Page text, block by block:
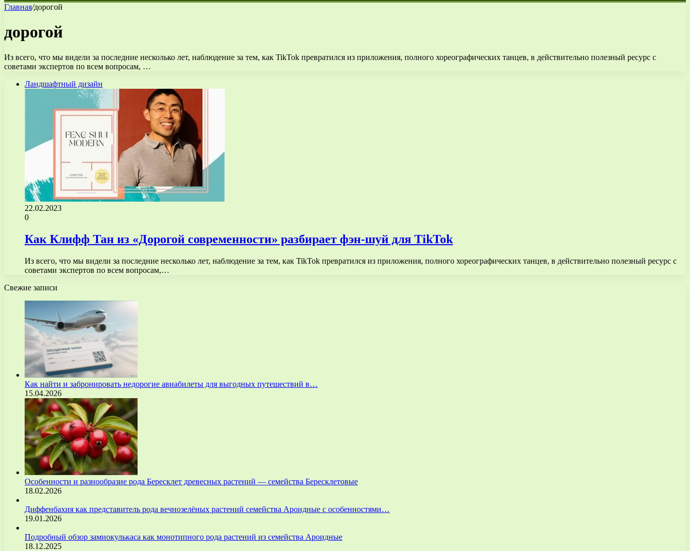
Главная/дорогой
дорогой
Из всего, что мы видели за последние несколько лет, наблюдение за тем, как TikTok превратился из приложения, полного хореографических танцев, в действительно полезный ресурс с
советами экспертов по всем вопросам, …
Ландшафтный дизайн
22.02.2023
0
Как Клифф Тан из «Дорогой современности» разбирает фэн-шуй для TikTok
Из всего, что мы видели за последние несколько лет, наблюдение за тем, как TikTok превратился из приложения, полного хореографических танцев, в действительно полезный ресурс с
советами экспертов по всем вопросам,…
Свежие записи
Как найти и забронировать недорогие авиабилеты для выгодных путешествий в…
15.04.2026
Особенности и разнообразие рода Бересклет древесных растений — семейства Бересклетовые
18.02.2026
Диффенбахия как представитель рода вечнозелёных растений семейства Ароидные с особенностями…
19.01.2026
Подробный обзор замиокулькаса как монотипного рода растений из семейства Ароидные
18.12.2025